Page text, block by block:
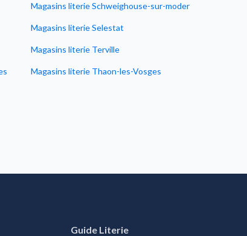
Magasins literie Schweighouse-sur-moder
Magasins literie Selestat
Magasins literie Terville
Magasins literie Thaon-les-Vosges
Guide Literie